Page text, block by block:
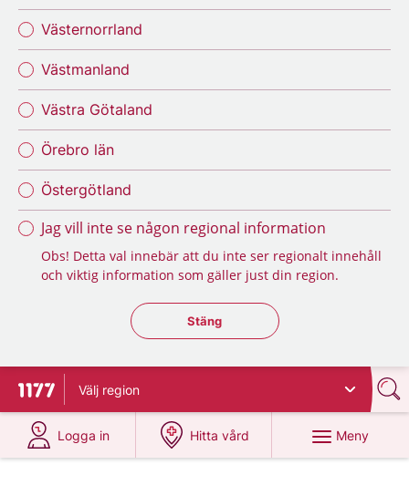
Västernorrland
Västmanland
Västra Götaland
Örebro län
Östergötland
Jag vill inte se någon regional information
Obs! Detta val innebär att du inte ser regionalt innehåll
och viktig information som gäller just din region.
Stäng regionsväljaren
Stäng
Till startsidan för 1177
Välj region
Logga in
på 1177.se
Hitta vård
på 1177.se
Meny